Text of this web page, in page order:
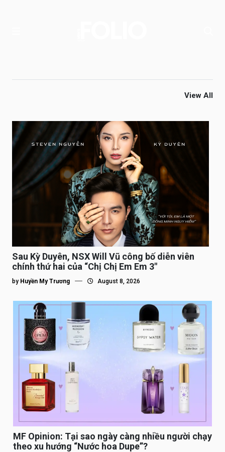
View All
Sau Kỳ Duyên, NSX Will Vũ công bố diễn viên
chính thứ hai của “Chị Chị Em Em 3″
by Huyền My Trương August 8, 2026
MF Opinion: Tại sao ngày càng nhiều người chạy
theo xu hướng “Nước hoa Dupe”?